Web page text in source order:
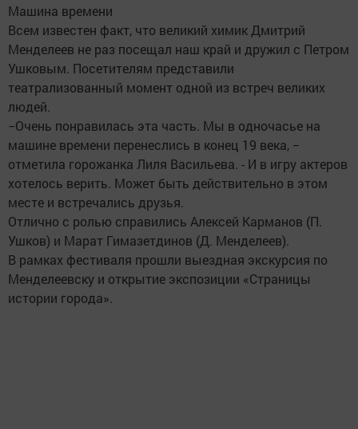
Машина времени
Всем известен факт, что великий химик Дмитрий
Менделеев не раз посещал наш край и дружил с Петром
Ушковым. Посетителям представили
театрализованный момент одной из встреч великих
людей.
−Очень понравилась эта часть. Мы в одночасье на
машине времени перенеслись в конец 19 века, −
отметила горожанка Лиля Васильева. - И в игру актеров
хотелось верить. Может быть действительно в этом
месте и встречались друзья.
Отлично с ролью справились Алексей Карманов (П.
Ушков) и Марат Гимазетдинов (Д. Менделеев).
В рамках фестиваля прошли выездная экскурсия по
Менделеевску и открытие экспозиции «Страницы
истории города».